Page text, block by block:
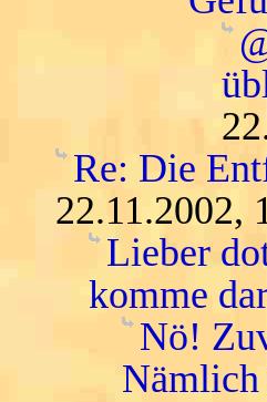
Re: Die
22.11.2002,
Lieber
komme
Nö!
Nämlich